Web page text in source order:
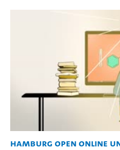
Hamburg Open Online